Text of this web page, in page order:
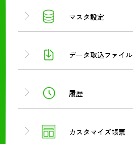
マスタ設定
データ取込ファイル
履歴
カスタマイズ帳票